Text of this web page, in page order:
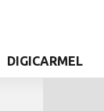
DIGICARMEL